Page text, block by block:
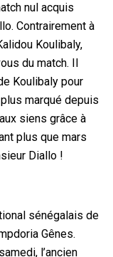
nul acquis
Contrairement à
Koulibaly,
du match. Il
Koulibaly pour
marqué depuis
siens grâce à
plus que mars
Diallo !
sénégalais de
Gênes.
l’ancien